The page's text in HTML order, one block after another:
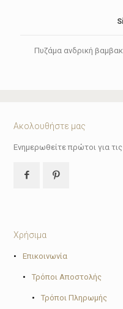
Πυζάμα ανδρική
Ακολουθήστε μας
Ενημερωθείτε πρώτοι για
Χρήσιμα
• Επικοινωνία
• Τρόποι Αποστολής
• Τρόποι Πληρωμής